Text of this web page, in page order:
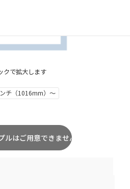
クで拡大します
チ（1016mm）～